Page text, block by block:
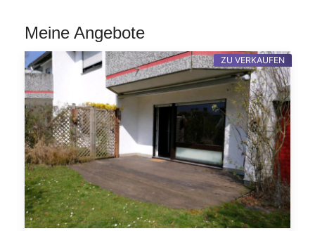
Meine Angebote
ZU VERKAUFEN